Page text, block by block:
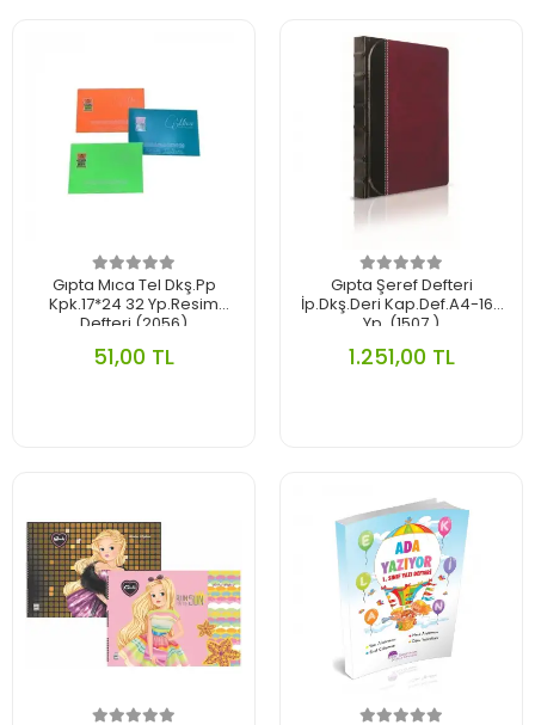
Gıpta Mıca Tel Dkş.Pp
Kpk.17*24 32 Yp.Resim
Defteri (2056)
51,00 TL
Gıpta Şeref Defteri
İp.Dkş.Deri Kap.Def.A4-160
Yp. (1507 )
1.251,00 TL